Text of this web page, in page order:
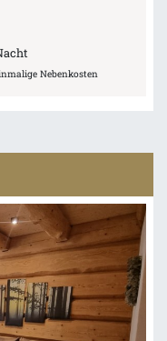
Nebenkosten